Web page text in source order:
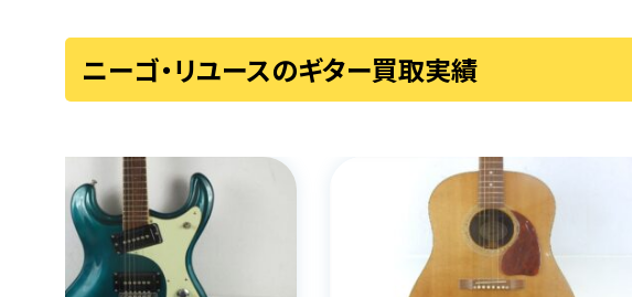
ニーゴ・リユースのギター買取実績